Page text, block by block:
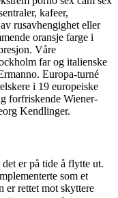
kafeer,
rusavhengighet eller
oransje farge i
Våre
far og italienske
Europa-turné
i 19 europeiske
forfriskende Wiener-
Kendlinger.
er på tide å flytte ut.
som et
er rettet mot skyttere